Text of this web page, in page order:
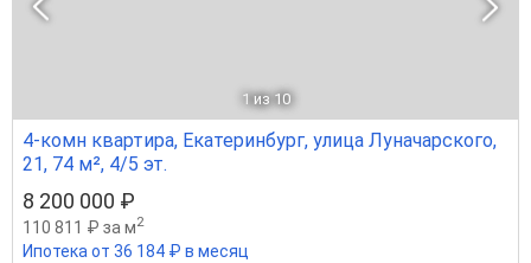
1 из 10
4-комн квартира, Екатеринбург, улица Луначарского,
21, 74 м², 4/5 эт.
8 200 000 ₽
110 811 ₽ за м2
Ипотека от 36 184 ₽ в месяц